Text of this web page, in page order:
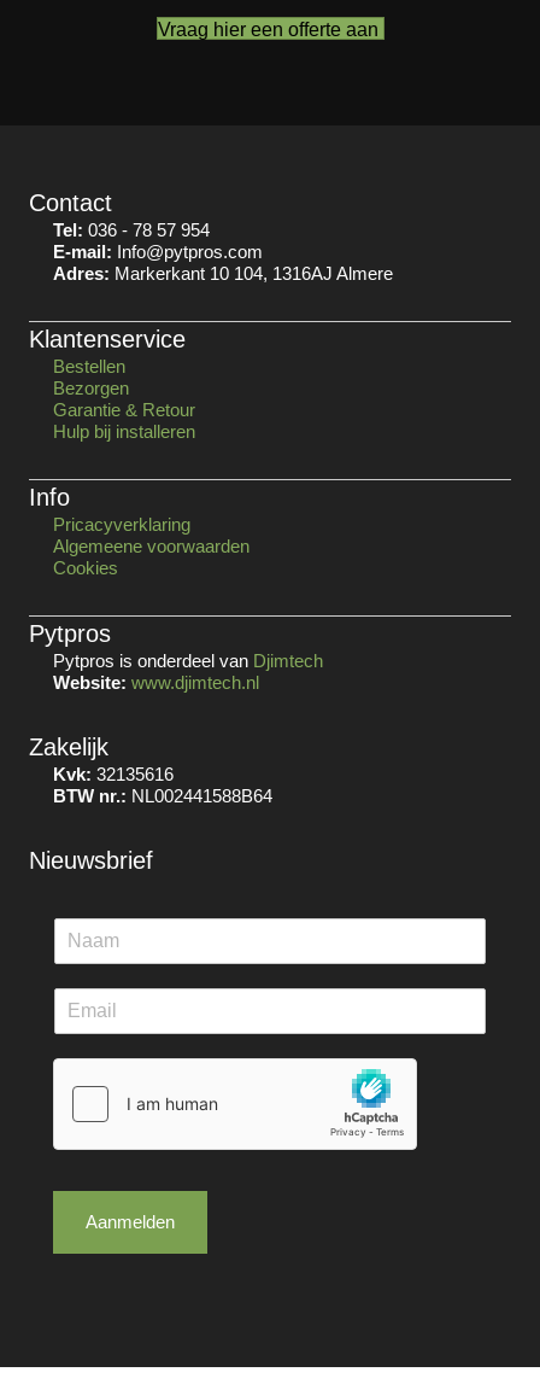
Vraag hier een offerte aan
Contact
Tel: 036 - 78 57 954
E-mail: Info@pytpros.com
Adres: Markerkant 10 104, 1316AJ Almere
Klantenservice
Bestellen
Bezorgen
Garantie & Retour
Hulp bij installeren
Info
Pricacyverklaring
Algemeene voorwaarden
Cookies
Pytpros
Pytpros is onderdeel van Djimtech
Website: www.djimtech.nl
Zakelijk
Kvk: 32135616
BTW nr.: NL002441588B64
Nieuwsbrief
Aanmelden